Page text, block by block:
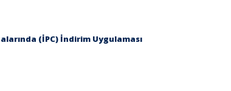
(İPC) İndirim Uygulaması